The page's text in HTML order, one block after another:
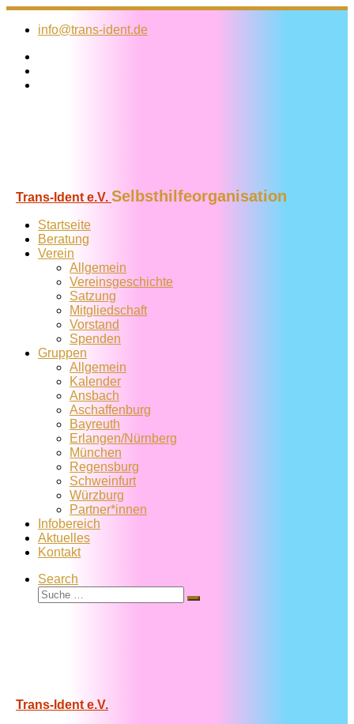
Zum
Inhalt
info@trans-ident.de
Trans-Ident e.V. Selbsthilfeorganisation
Startseite
Beratung
Verein
Allgemein
Vereins­geschichte
Satzung
Mitglied­schaft
Vorstand
Spenden
Gruppen
Allgemein
Kalender
Ansbach
Aschaffenburg
Bayreuth
Erlangen/Nürnberg
München
Regensburg
Schweinfurt
Würzburg
Partner*innen
Infobereich
Aktuelles
Kontakt
Search
Suche
Suche
Trans-Ident e.V.